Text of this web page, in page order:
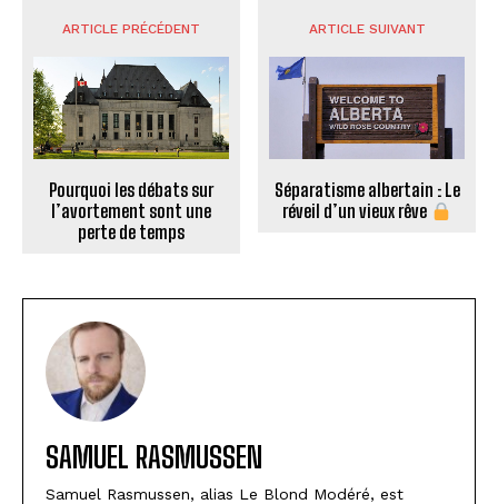
ARTICLE PRÉCÉDENT
Pourquoi les débats sur
l’avortement sont une
perte de temps
ARTICLE SUIVANT
Séparatisme albertain : Le
réveil d’un vieux rêve
SAMUEL RASMUSSEN
Samuel Rasmussen, alias Le Blond Modéré, est